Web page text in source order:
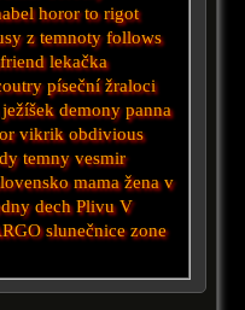
horor to rigot
z temnoty follows
lekačka
píseční žraloci
ježíšek demony panna
vikrik obdivious
temny vesmir
mama žena v
dech Plivu V
slunečnice zone